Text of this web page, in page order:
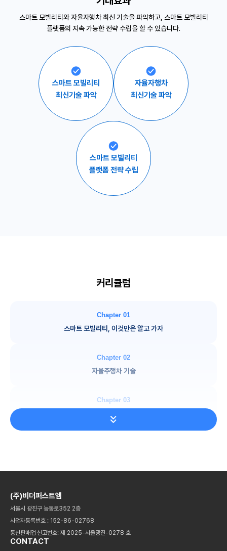
스마트 모빌리티와 자율자행차 최신 기술을 파악하고, 스마트 모빌리티
플랫폼의 지속 가능한 전략 수립을 할 수 있습니다.
스마트 모빌리티
최신기술 파악
자율자행차
최신기술 파악
스마트 모빌리티
플랫폼 전략 수립
커리큘럼
Chapter 01
스마트 모빌리티, 이것만은 알고 가자
Chapter 02
자율주행차 기술
Chapter 03
자율주행차 기반 기술 3 - 인공지능
Chapter 06
(주)비더퍼스트엠
서울시 광진구 능동로352 2층
사업자등록번호 : 152-86-02768
통신판매업 신고번호: 제 2025-서울광진-0278 호
CONTACT